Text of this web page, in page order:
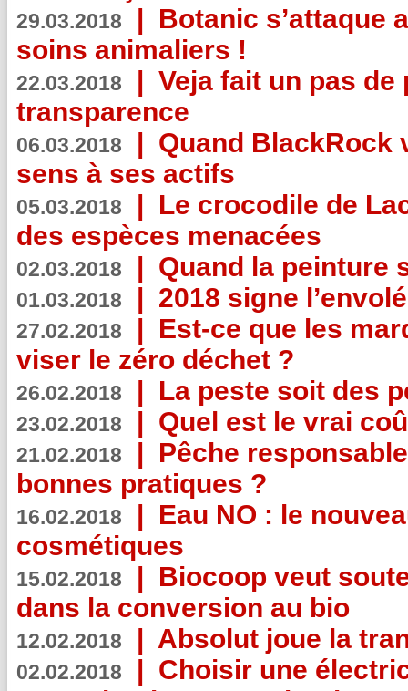
29.03.2018 | Botanic s’attaque
soins animaliers !
22.03.2018 | Veja fait un pas de
transparence
06.03.2018 | Quand BlackRock
sens à ses actifs
05.03.2018 | Le crocodile de
des espèces menacées
02.03.2018 | Quand la peinture
01.03.2018 | 2018 signe
27.02.2018 | Est-ce que les
viser le zéro déchet ?
26.02.2018 | La peste soit des
23.02.2018 | Quel est le vrai
21.02.2018 | Pêche
bonnes pratiques ?
16.02.2018 | Eau NO : le
cosmétiques
15.02.2018 | Biocoop veut
dans la conversion au bio
12.02.2018 | Absolut joue la
02.02.2018 | Choisir une